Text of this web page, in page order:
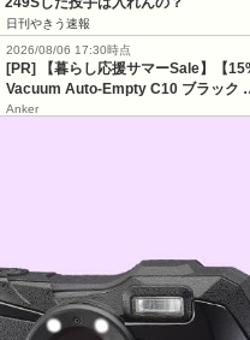
日刊やきう速報
2026/08/06 17:30時点
[PR] 【暮らし応援サマーSale】【
Vacuum Auto-Empty C10 ブラック
Anker